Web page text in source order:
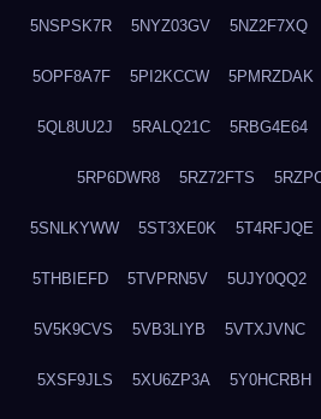
5NSPSK7R 5NYZ03GV 5NZ2F7XQ
5OPF8A7F 5PI2KCCW 5PMRZDAK
5QL8UU2J 5RALQ21C 5RBG4E64
5RP6DWR8 5RZ72FTS
5SNLKYWW 5ST3XE0K 5T4RFJQE
5THBIEFD 5TVPRN5V 5UJY0QQ2
5V5K9CVS 5VB3LIYB 5VTXJVNC
5XSF9JLS 5XU6ZP3A 5Y0HCRBH